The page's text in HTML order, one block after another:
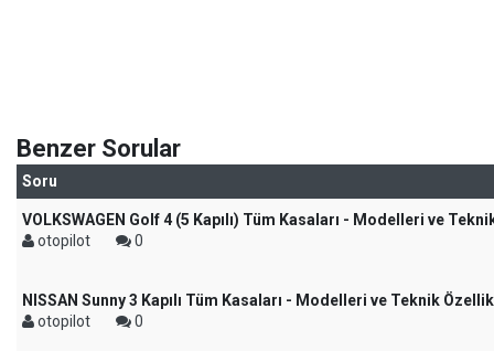
Benzer Sorular
Soru
VOLKSWAGEN Golf 4 (5 Kapılı) Tüm Kasaları - Modelleri ve
otopilot
0
NISSAN Sunny 3 Kapılı Tüm Kasaları - Modelleri ve Teknik
otopilot
0